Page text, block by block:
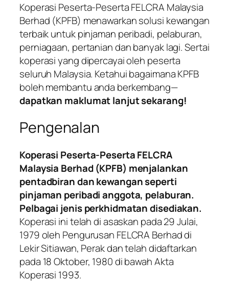
Koperasi Peserta-Peserta FELCRA Malaysia
Berhad (KPFB) menawarkan solusi kewangan
terbaik untuk pinjaman peribadi, pelaburan,
perniagaan, pertanian dan banyak lagi. Sertai
koperasi yang dipercayai oleh peserta
seluruh Malaysia. Ketahui bagaimana KPFB
boleh membantu anda berkembang—
dapatkan maklumat lanjut sekarang!
Pengenalan
Koperasi Peserta-Peserta FELCRA
Malaysia Berhad (KPFB) menjalankan
pentadbiran dan kewangan seperti
pinjaman peribadi anggota, pelaburan.
Pelbagai jenis perkhidmatan disediakan.
Koperasi ini telah di asaskan pada 29 Julai,
1979 oleh Pengurusan FELCRA Berhad di
Lekir Sitiawan, Perak dan telah didaftarkan
pada 18 Oktober, 1980 di bawah Akta
Koperasi 1993.